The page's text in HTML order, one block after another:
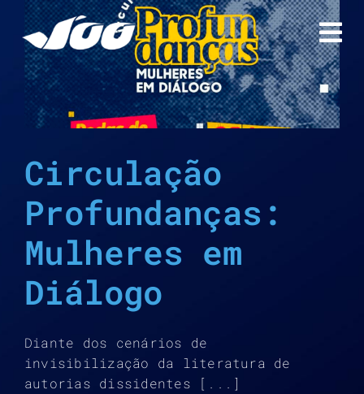
para
conteúdo
Circulação
Profundanças:
Mulheres em
Diálogo
Diante dos cenários de
invisibilização da literatura de
autorias dissidentes [...]